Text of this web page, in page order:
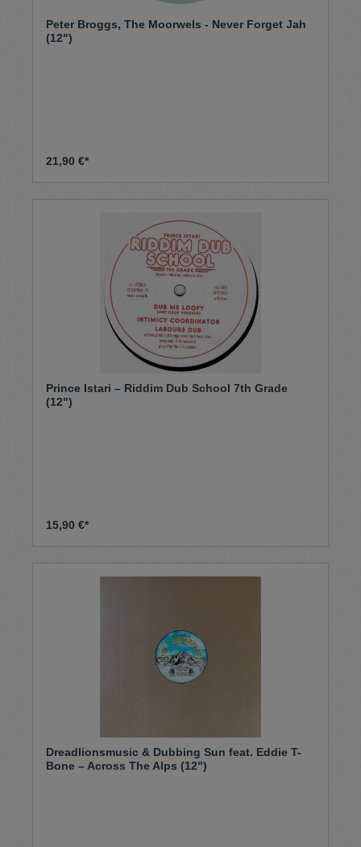
Peter Broggs, The Moorwels - Never Forget Jah
(12")
21,90 €*
Prince Istari – Riddim Dub School 7th Grade
(12")
15,90 €*
Dreadlionsmusic & Dubbing Sun feat. Eddie T-
Bone – Across The Alps (12")